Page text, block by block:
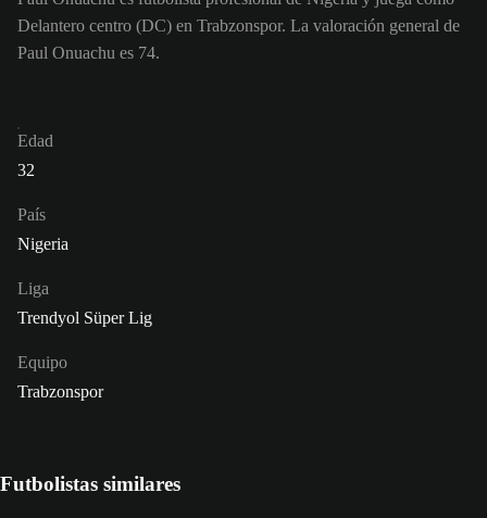
Delantero centro (DC) en Trabzonspor. La valoración general de
Paul Onuachu es 74.
Edad
32
País
Nigeria
Liga
Trendyol Süper Lig
Equipo
Trabzonspor
Futbolistas similares